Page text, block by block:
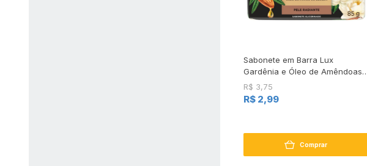
Sabonete em Barra Lux
Gardênia e Óleo de Amêndoas
85g
R$ 3,75
R$ 2,99
Comprar